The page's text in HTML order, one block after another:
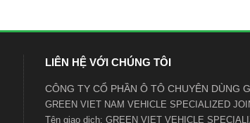
LIÊN HỆ VỚI CHÚNG TÔI
CÔNG TY CỔ PHẦN Ô TÔ CHUYÊN DÙNG
GREEN VIET NAM VEHICLE SPECIALIZED
Tên giao dịch: GREEN VIET VEHICLE